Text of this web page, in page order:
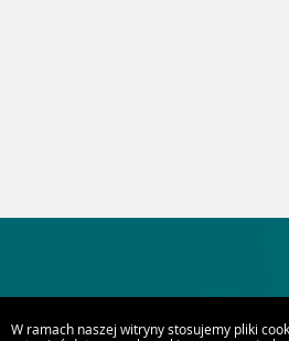
W ramach naszej witryny stosujemy pliki